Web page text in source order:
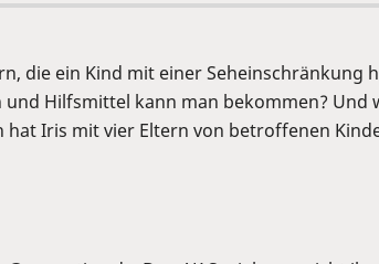
die ein Kind mit einer Seheinschränkung
Hilfsmittel kann man bekommen? Und
Iris mit vier Eltern von betroffenen